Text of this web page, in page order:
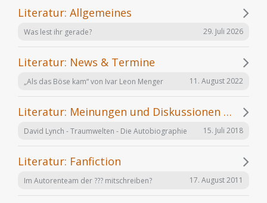
Literatur: Allgemeines
Was lest ihr gerade? 29. Juli 2026
Literatur: News & Termine
„Als das Böse kam“ von Ivar Leon Menger 11. August 2022
Literatur: Meinungen und Diskussionen zu einzelnen Büchern
David Lynch - Traumwelten - Die Autobiographie 15. Juli 2018
Literatur: Fanfiction
Im Autorenteam der ??? mitschreiben? 17. August 2011